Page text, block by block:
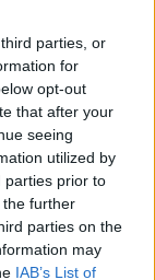
parties, or
for
opt-out
that after your
seeing
utilized by
parties prior to
further
parties on the
may
IAB’s List of